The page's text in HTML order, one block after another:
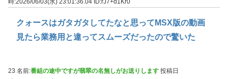
時:2026/06/03(水) 23:01:36.04 ID:rJ7+d1Kr0
クォースはガタガタしてたなと思ってMSX版の動画
見たら業務用と違ってスムーズだったので驚いた
23 名前:番組の途中ですが翡翠の名無しがお送りします 投稿日